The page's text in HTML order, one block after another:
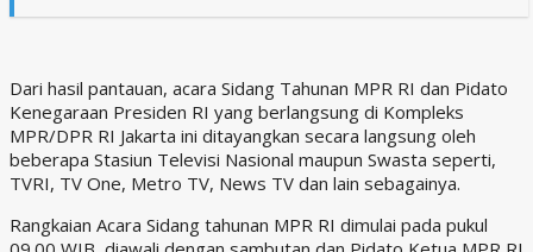
Dari hasil pantauan, acara Sidang Tahunan MPR RI dan Pidato
Kenegaraan Presiden RI yang berlangsung di Kompleks
MPR/DPR RI Jakarta ini ditayangkan secara langsung oleh
beberapa Stasiun Televisi Nasional maupun Swasta seperti,
TVRI, TV One, Metro TV, News TV dan lain sebagainya.
Rangkaian Acara Sidang tahunan MPR RI dimulai pada pukul